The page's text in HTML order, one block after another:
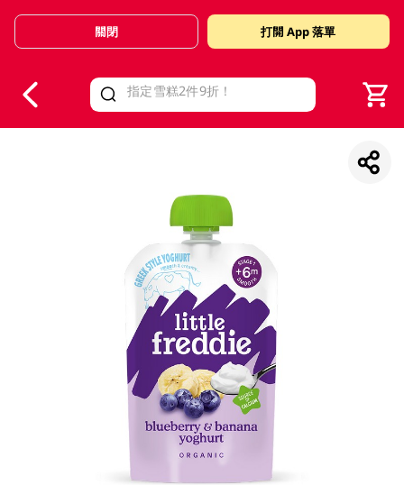
Valid Until 30 June 2026
關閉 打開 App 落單